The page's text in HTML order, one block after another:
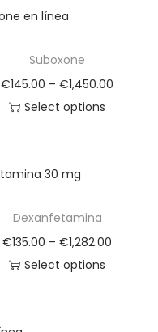
Suboxone
€145.00 – €1,450.00
Select options
Dexanfetamina
€135.00 – €1,282.00
Select options